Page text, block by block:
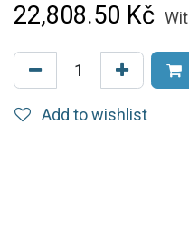
22,808.50 Kč
Add to wishlist